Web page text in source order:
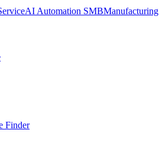
AI Automation SMBManufacturing
Finder